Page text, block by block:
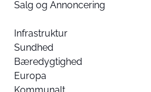
Salg og Annoncering
Infrastruktur
Sundhed
Bæredygtighed
Europa